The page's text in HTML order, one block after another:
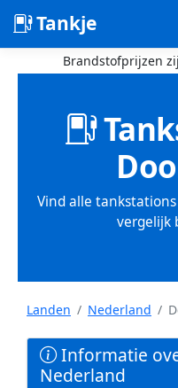
Tankje
Brandstofprijzen
Vind alle
vergelijk
Landen Nederland
Informatie
Nederland